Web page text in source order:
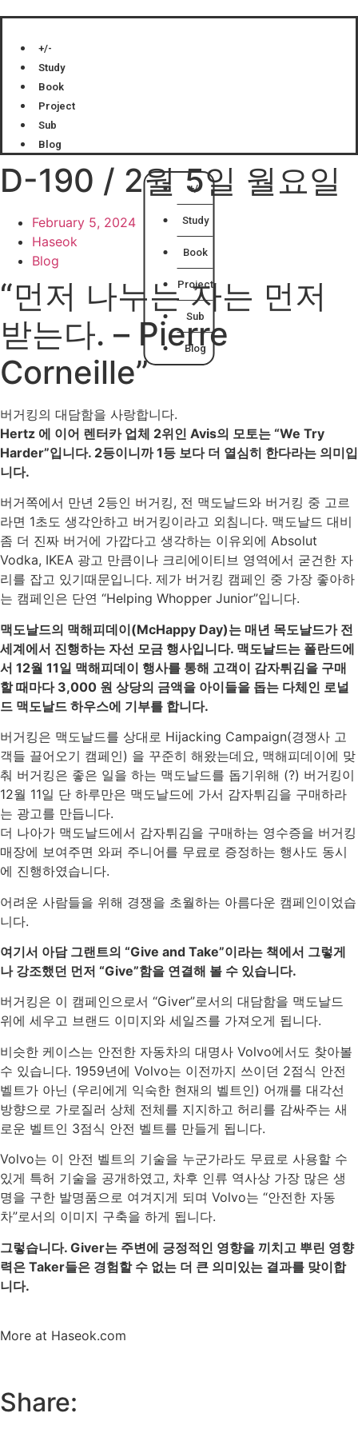
content+/-
Study
Book
Project
Sub
Blog
+/-
Study
Book
Project
Sub
Blog
D-190 / 2월 5일 월요일
February 5, 2024
Haseok
Blog
“먼저 나누는 자는 먼저
받는다. – Pierre
Corneille”
버거킹의 대담함을 사랑합니다.
Hertz 에 이어 렌터카 업체 2위인 Avis의 모토는 “We Try
Harder”입니다. 2등이니까 1등 보다 더 열심히 한다라는 의미입
니다.
버거쪽에서 만년 2등인 버거킹, 전 맥도날드와 버거킹 중 고르
라면 1초도 생각안하고 버거킹이라고 외침니다. 맥도날드 대비
좀 더 진짜 버거에 가깝다고 생각하는 이유외에 Absolut
Vodka, IKEA 광고 만큼이나 크리에이티브 영역에서 굳건한 자
리를 잡고 있기때문입니다. 제가 버거킹 캠페인 중 가장 좋아하
는 캠페인은 단연 “Helping Whopper Junior”입니다.
맥도날드의 맥해피데이(McHappy Day)는 매년 목도날드가 전
세계에서 진행하는 자선 모금 행사입니다. 맥도날드는 폴란드에
서 12월 11일 맥해피데이 행사를 통해 고객이 감자튀김을 구매
할 때마다 3,000 원 상당의 금액을 아이들을 돕는 다체인 로널
드 맥도날드 하우스에 기부를 합니다.
버거킹은 맥도날드를 상대로 Hijacking Campaign(경쟁사 고
객들 끌어오기 캠페인) 을 꾸준히 해왔는데요, 맥해피데이에 맞
춰 버거킹은 좋은 일을 하는 맥도날드를 돕기위해 (?) 버거킹이
12월 11일 단 하루만은 맥도날드에 가서 감자튀김을 구매하라
는 광고를 만듭니다.
더 나아가 맥도날드에서 감자튀김을 구매하는 영수증을 버거킹
매장에 보여주면 와퍼 주니어를 무료로 증정하는 행사도 동시
에 진행하였습니다.
어려운 사람들을 위해 경쟁을 초월하는 아름다운 캠페인이었습
니다.
여기서 아담 그랜트의 “Give and Take”이라는 책에서 그렇게
나 강조했던 먼저 “Give”함을 연결해 볼 수 있습니다.
버거킹은 이 캠페인으로서 “Giver”로서의 대담함을 맥도날드
위에 세우고 브랜드 이미지와 세일즈를 가져오게 됩니다.
비슷한 케이스는 안전한 자동차의 대명사 Volvo에서도 찾아볼
수 있습니다. 1959년에 Volvo는 이전까지 쓰이던 2점식 안전
벨트가 아닌 (우리에게 익숙한 현재의 벨트인) 어깨를 대각선
방향으로 가로질러 상체 전체를 지지하고 허리를 감싸주는 새
로운 벨트인 3점식 안전 벨트를 만들게 됩니다.
Volvo는 이 안전 벨트의 기술을 누군가라도 무료로 사용할 수
있게 특허 기술을 공개하였고, 차후 인류 역사상 가장 많은 생
명을 구한 발명품으로 여겨지게 되며 Volvo는 “안전한 자동
차”로서의 이미지 구축을 하게 됩니다.
그렇습니다. Giver는 주변에 긍정적인 영향을 끼치고 뿌린 영향
력은 Taker들은 경험할 수 없는 더 큰 의미있는 결과를 맞이합
니다.
More at Haseok.com
Share: